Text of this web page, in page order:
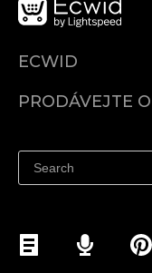
ECWID
Ceny
PRODÁVEJTE
Prodávejte na
Prodávejte na